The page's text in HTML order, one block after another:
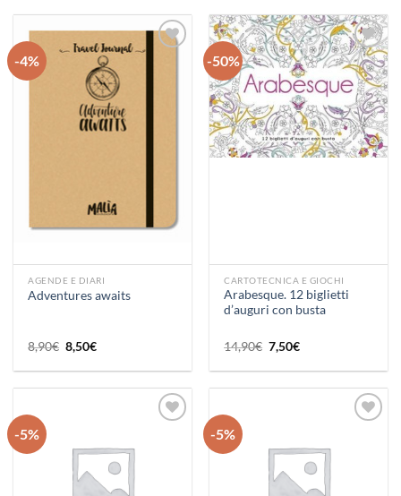
-4%
AGENDE E DIARI
Adventures awaits
8,90€ Il
prezzo
originale
8,90€.
8,50€Il
attuale
8,50€.
-50%
Aggiungi
alla lista
dei
desideri
CARTOTECNICA E GIOCHI
Arabesque. 12 biglietti
d’auguri con busta
14,90€ Il
prezzo
originale
14,90€.
7,50€Il
attuale
7,50€.
-5% -5%